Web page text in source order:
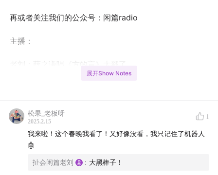
再或者关注我们的公众号：闲篇radio
主播：
老刘：薛之谦唱《方的言》太戳了
四四：cucci，LV，gay！
刘得本：小品的世界应该上春晚啊
这期我们聊聊被广泛诟病的2025央视春晚！
展开Show Notes
松果_老板呀
2025.2.15
1
我来啦！这个春晚我看了！又好像没看，我只记住了机器人
🤖️
扯会闲篇老刘 : 大黑棒子！